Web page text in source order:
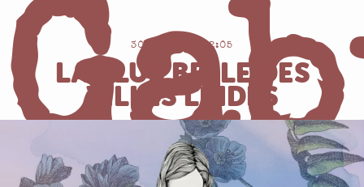
30/10/2017 12:05
LA PLUS BELLE DES
VILLES LAIDES